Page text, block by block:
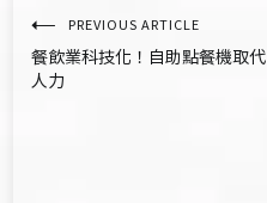
文
章
PREVIOUS ARTICLE
餐飲業科技化！自助點餐機取代
人力